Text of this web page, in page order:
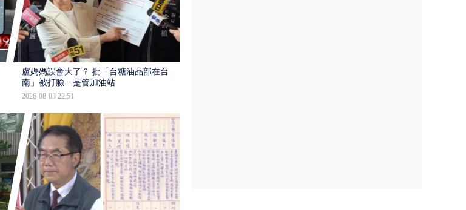
盧媽媽誤會大了？ 批「台糖油品部在台
南」被打臉…是管加油站
2026-08-03 22:51